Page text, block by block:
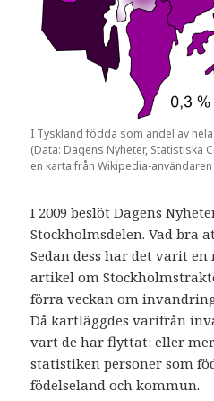
I Tyskland födda som andel av
(Data: Dagens Nyheter, Statistiska
en karta från Wikipedia-användaren
I 2009 beslöt Dagens
Stockholmsdelen. Vad bra
Sedan dess har det varit
artikel om
förra veckan om
Då kartläggdes varifrån
vart de har flyttat: eller
statistiken personer som
födelseland och kommun.